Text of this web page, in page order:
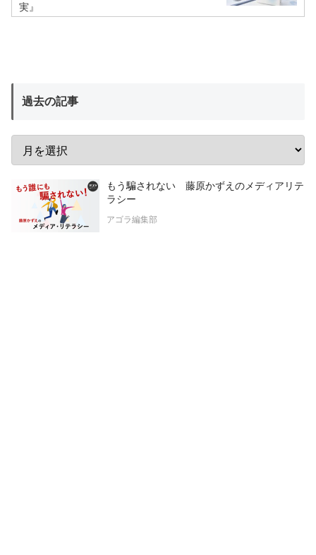
実』
過去の記事
もう騙されない 藤原かずえのメディアリテ
ラシー
アゴラ編集部